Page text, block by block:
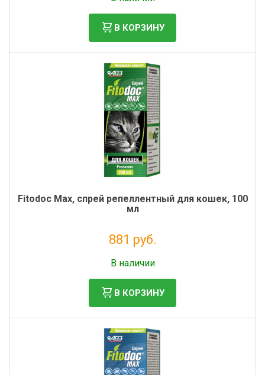
В КОРЗИНУ
Fitodoc Max, спрей репеллентный для кошек, 100
мл
881 руб.
В наличии
В КОРЗИНУ